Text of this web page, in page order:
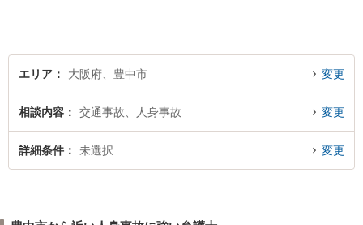
エリア 大阪府、豊中市 変更
相談内容 交通事故、人身事故 変更
詳細条件 未選択 変更